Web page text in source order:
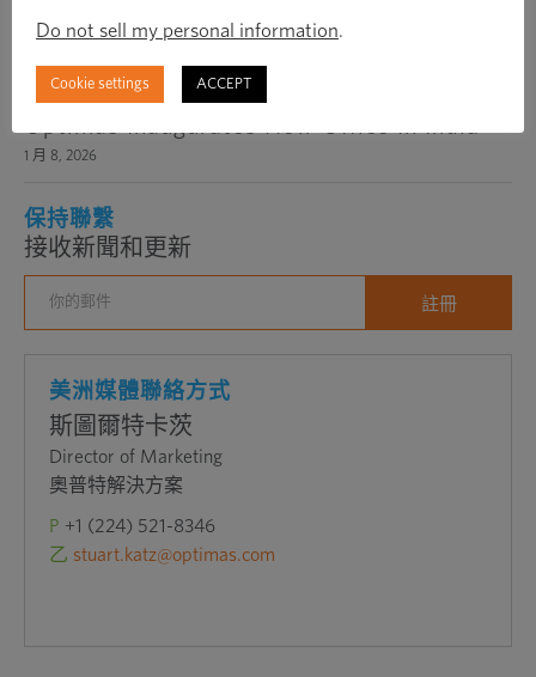
International Region to Exponent
Optimas Inaugurates New Office In India
1 月 8, 2026
保持聯繫
接收新聞和更新
美洲媒體聯絡方式
斯圖爾特卡茨
Director of Marketing
奧普特解決方案
P +1 (224) 521-8346
乙 stuart.katz@optimas.com
Do not sell my personal information.
Cookie settings ACCEPT